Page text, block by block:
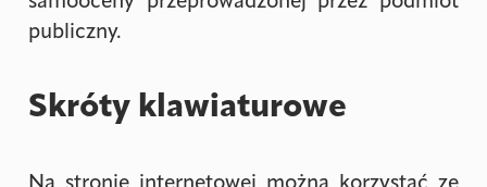
publiczny.
Skróty klawiaturowe